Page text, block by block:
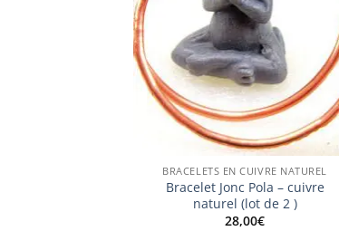
BRACELETS EN CUIVRE NATUREL
Bracelet Jonc Pola – cuivre
naturel (lot de 2 )
28,00€